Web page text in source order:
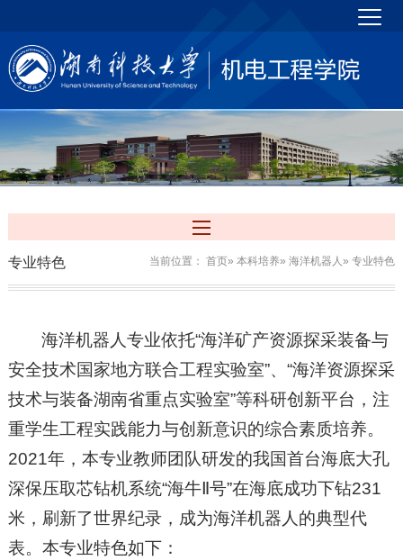
当前位置：首页»本科培养»海洋机器人» 专业特色
专业特色
海洋机器人专业依托“海洋矿产资源探采装备与
安全技术国家地方联合工程实验室”、“海洋资源探采
技术与装备湖南省重点实验室”等科研创新平台，注
重学生工程实践能力与创新意识的综合素质培养。
2021年，本专业教师团队研发的我国首台海底大孔
深保压取芯钻机系统“海牛Ⅱ号”在海底成功下钻231
米，刷新了世界纪录，成为海洋机器人的典型代
表。本专业特色如下：